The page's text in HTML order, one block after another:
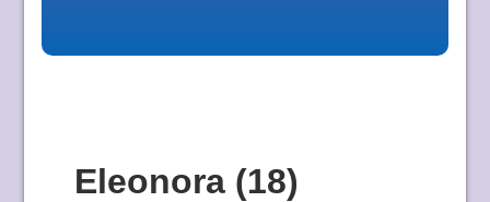
Eleonora (18)